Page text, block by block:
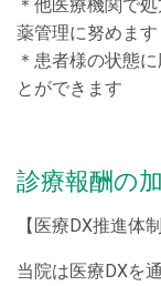
＊他医療機関で
薬管理に努めます
＊患者様の状態
とができます
診療報酬の
【医療DX推進体
当院は医療DXを